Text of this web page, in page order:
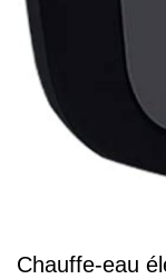
Chauffe-eau